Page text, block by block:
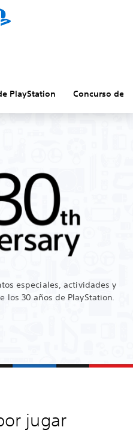
PlayStation Concurso de
especiales, actividades y
los 30 años de PlayStation.
jugar